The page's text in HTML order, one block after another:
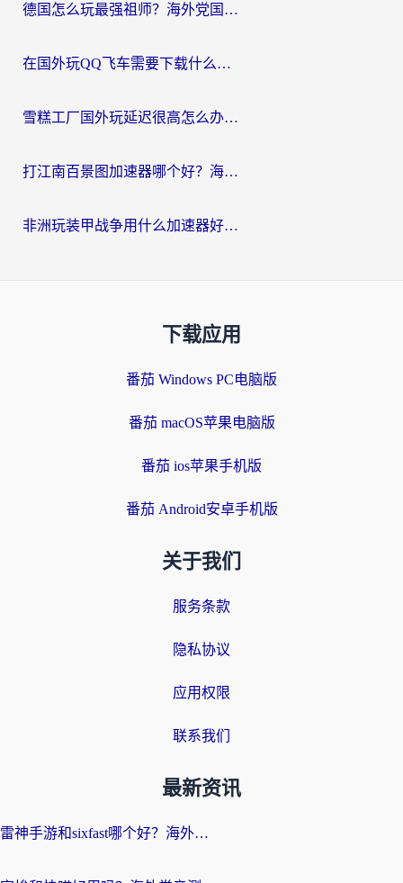
德国怎么玩最强祖师？海外党国服游戏加速器选择全攻略（附宝可梦Online实测）
在国外玩QQ飞车需要下载什么加速器呢？海外党亲测有效的国服游戏加速指南
雪糕工厂国外玩延迟很高怎么办？海外玩家国服游戏加速终极攻略（附实测推荐）
打江南百景图加速器哪个好？海外党踩坑N次后，终于找到不卡的秘诀
非洲玩装甲战争用什么加速器好？海外党亲测有效的国服游戏加速方案
下载应用
番茄 Windows PC电脑版
番茄 macOS苹果电脑版
番茄 ios苹果手机版
番茄 Android安卓手机版
关于我们
服务条款
隐私协议
应用权限
联系我们
最新资讯
雷神手游和sixfast哪个好？海外党亲测3款回国加速器，教你选对不踩坑